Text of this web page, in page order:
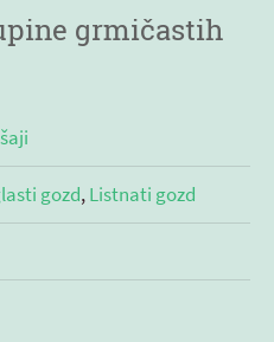
grmičastih
gozd,Listnati gozd